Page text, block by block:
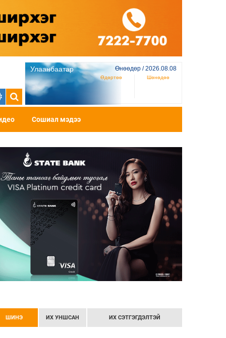
Улаанбаатар Өнөөдөр / 2026.08.08
Өдөртөө Шөнөдөө
Сошиал мэдээ
ШИНЭ ИХ УНШСАН ИХ СЭТГЭГДЭЛТЭЙ